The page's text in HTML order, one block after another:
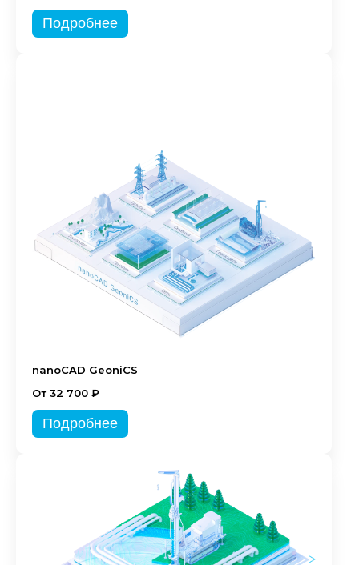
Подробнее
nanoCAD GeoniCS
От 32 700 ₽
Подробнее